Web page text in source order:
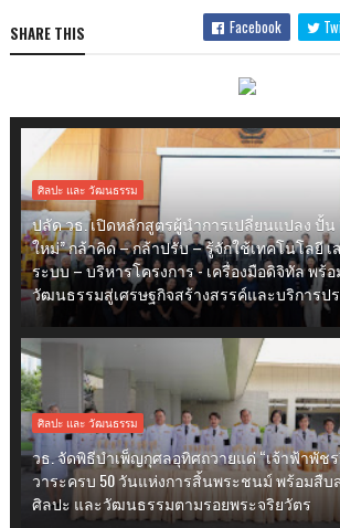
SHARE THIS Facebook
ศิลปะ และ วัฒนธรรม
ปลัด วธ. เปิดหลักสูตรผู้นำการเปลี่ยนแปลง ปั้
ใหม่” กล้าคิด – กล้าปรับ – รู้จักใช้เทคโนโลยี
ระบบ – บริหารโครงการ - เครื่องมือดิจิทัล พร้
วัฒนธรรมสู่เศรษฐกิจสร้างสรรค์และบริการป
ศิลปะ และ วัฒนธรรม
วธ. จัดพิธีบำเพ็ญกุศลอุทิศถวายแด่ “เจ้าฟ้าพัชร
วาระครบ 50 วันแห่งการสิ้นพระชนม์ พร้อมสื
ศิลปะ และวัฒนธรรมตามรอยพระจริยวัตร